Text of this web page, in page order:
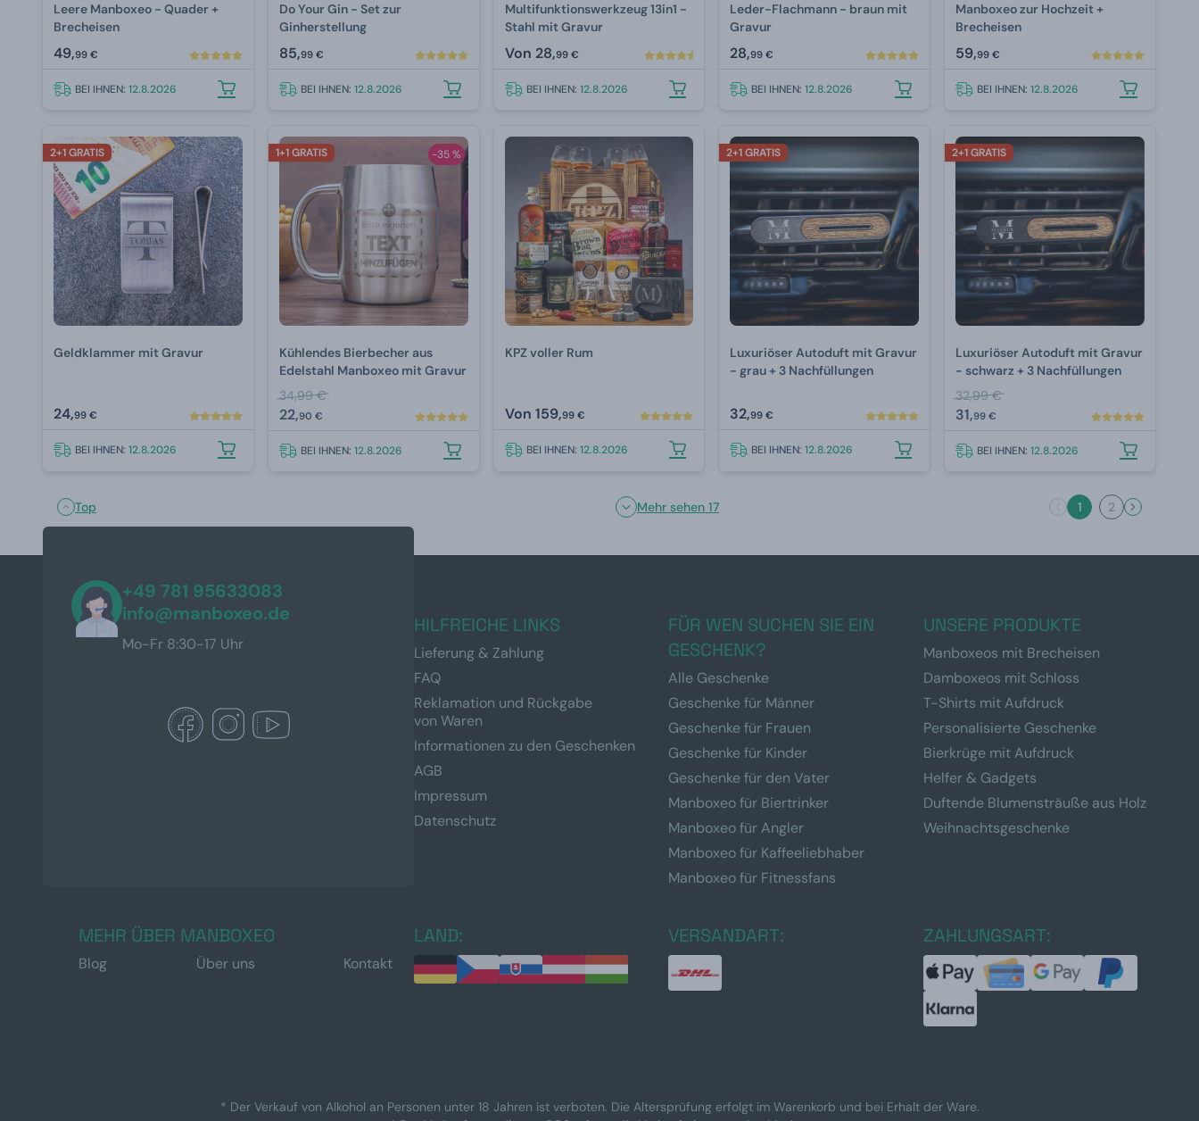
Leere Manboxeo - Quader +
Brecheisen
49,99 €
BEI IHNEN: 12.8.2026
Do Your Gin - Set zur
Ginherstellung
85,99 €
BEI IHNEN: 12.8.2026
Multifunktionswerkzeug 13in1 -
Stahl mit Gravur
Von 28,99 €
BEI IHNEN: 12.8.2026
Leder-Flachmann - braun mit
Gravur
28,99 €
BEI IHNEN:12.8.2026
Manboxeo zur Hochzeit +
Brecheisen
59,99 €
BEI IHNEN:12.8.2026
2+1 GRATIS
Geldklammer mit Gravur
24,99 €
BEI IHNEN: 12.8.2026
-35 %
1+1 GRATIS
Kühlendes Bierbecher aus
Edelstahl Manboxeo mit Gravur
34,99 €
22,90 €
BEI IHNEN: 12.8.2026
KPZ voller Rum
Von 159,99 €
BEI IHNEN: 12.8.2026
2+1 GRATIS
Luxuriöser Autoduft mit Gravur
- grau + 3 Nachfüllungen
32,99 €
BEI IHNEN:12.8.2026
2+1 GRATIS
Luxuriöser Autoduft mit Gravur
- schwarz + 3 Nachfüllungen
32,99 €
31,99 €
BEI IHNEN:12.8.2026
Top Mehr sehen 17 1 2
+49 781 95633083
info@manboxeo.de
Mo-Fr 8:30-17 Uhr
HILFREICHE LINKS
Lieferung & Zahlung
FAQ
Reklamation und Rückgabe
von Waren
Informationen zu den Geschenken
AGB
Impressum
Datenschutz
FÜR WEN SUCHEN SIE EIN
GESCHENK?
Alle Geschenke
Geschenke für Männer
Geschenke für Frauen
Geschenke für Kinder
Geschenke für den Vater
Manboxeo für Biertrinker
Manboxeo für Angler
Manboxeo für Kaffeeliebhaber
Manboxeo für Fitnessfans
UNSERE PRODUKTE
Manboxeos mit Brecheisen
Damboxeos mit Schloss
T-Shirts mit Aufdruck
Personalisierte Geschenke
Bierkrüge mit Aufdruck
Helfer & Gadgets
Duftende Blumensträuße aus Holz
Weihnachtsgeschenke
MEHR ÜBER MANBOXEO
Blog Über uns Kontakt
LAND: VERSANDART: ZAHLUNGSART:
* Der Verkauf von Alkohol an Personen unter 18 Jahren ist verboten. Die Altersprüfung erfolgt im Warenkorb und bei Erhalt der Ware.